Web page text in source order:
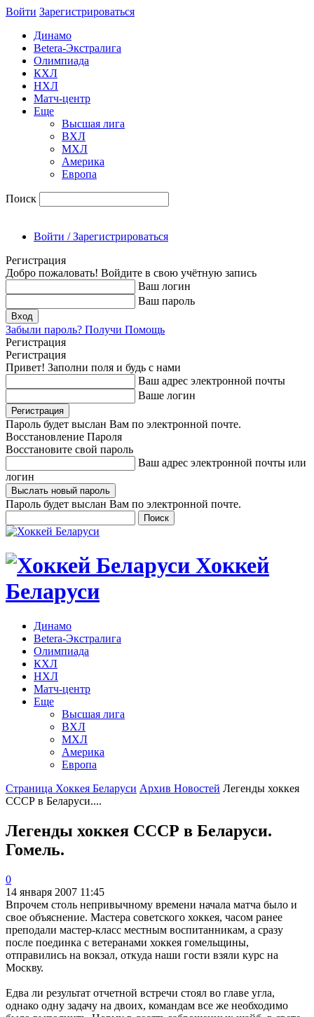
Войти Зарегиcтрироваться
Динамо
Betera-Экстралига
Олимпиада
КХЛ
НХЛ
Матч-центр
Еще
Высшая лига
ВХЛ
МХЛ
Америка
Европа
Поиск
Войти / Зарегистрироваться
Регистрация
Добро пожаловать! Войдите в свою учётную запись
Ваш логин
Ваш пароль
Забыли пароль? Получи Помощь
Регистрация
Регистрация
Привет! Заполни поля и будь с нами
Ваш адрес электронной почты
Ваше логин
Пароль будет выслан Вам по электронной почте.
Восстановление Пароля
Восстановите свой пароль
Ваш адрес электронной почты или
логин
Пароль будет выслан Вам по электронной почте.
Хоккей
Беларуси
Динамо
Betera-Экстралига
Олимпиада
КХЛ
НХЛ
Матч-центр
Еще
Высшая лига
ВХЛ
МХЛ
Америка
Европа
Страница Хоккея Беларуси Архив Новостей Легенды хоккея
СССР в Беларуси....
Легенды хоккея СССР в Беларуси.
Гомель.
0
14 января 2007 11:45
Впрочем столь непривычному времени начала матча было и
свое объяснение. Мастера советского хоккея, часом ранее
преподали мастер-класс местным воспитанникам, а сразу
после поединка с ветеранами хоккея гомельщины,
отправились на вокзал, откуда наши гости взяли курс на
Москву.
Едва ли результат отчетной встречи стоял во главе угла,
однако одну задачу на двоих, командам все же необходимо